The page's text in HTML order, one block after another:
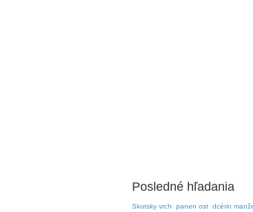
Posledné hľadania
Skotsky vrch panen ost dcérin